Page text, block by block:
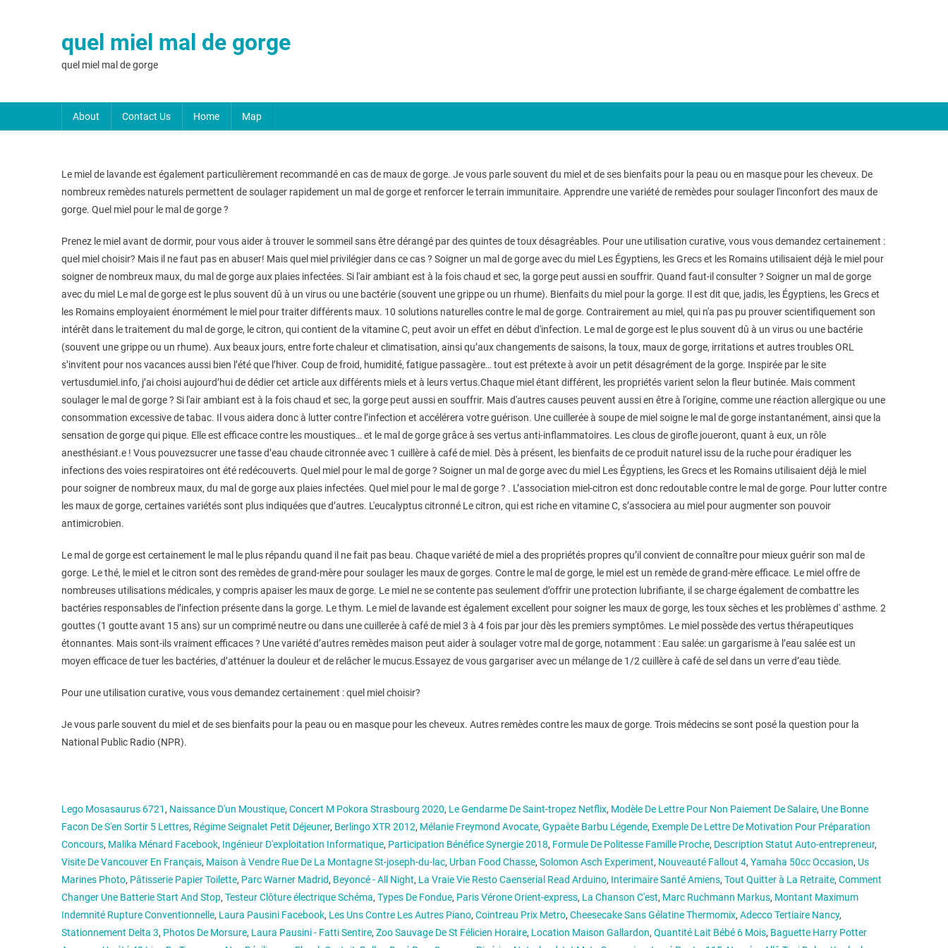
quel miel mal de gorge
quel miel mal de gorge
About Contact Us Home Map
Le miel de lavande est également particulièrement recommandé en cas de maux de gorge. Je vous parle souvent du miel et de ses bienfaits pour la peau ou en masque pour les cheveux. De
nombreux remèdes naturels permettent de soulager rapidement un mal de gorge et renforcer le terrain immunitaire. Apprendre une variété de remèdes pour soulager l'inconfort des maux de
gorge. Quel miel pour le mal de gorge ?
Prenez le miel avant de dormir, pour vous aider à trouver le sommeil sans être dérangé par des quintes de toux désagréables. Pour une utilisation curative, vous vous demandez certainement :
quel miel choisir? Mais il ne faut pas en abuser! Mais quel miel privilégier dans ce cas ? Soigner un mal de gorge avec du miel Les Égyptiens, les Grecs et les Romains utilisaient déjà le miel pour
soigner de nombreux maux, du mal de gorge aux plaies infectées. Si l'air ambiant est à la fois chaud et sec, la gorge peut aussi en souffrir. Quand faut-il consulter ? Soigner un mal de gorge
avec du miel Le mal de gorge est le plus souvent dû à un virus ou une bactérie (souvent une grippe ou un rhume). Bienfaits du miel pour la gorge. Il est dit que, jadis, les Égyptiens, les Grecs et
les Romains employaient énormément le miel pour traiter différents maux. 10 solutions naturelles contre le mal de gorge. Contrairement au miel, qui n'a pas pu prouver scientifiquement son
intérêt dans le traitement du mal de gorge, le citron, qui contient de la vitamine C, peut avoir un effet en début d'infection. Le mal de gorge est le plus souvent dû à un virus ou une bactérie
(souvent une grippe ou un rhume). Aux beaux jours, entre forte chaleur et climatisation, ainsi qu’aux changements de saisons, la toux, maux de gorge, irritations et autres troubles ORL
s’invitent pour nos vacances aussi bien l’été que l’hiver. Coup de froid, humidité, fatigue passagère… tout est prétexte à avoir un petit désagrément de la gorge. Inspirée par le site
vertusdumiel.info, j’ai choisi aujourd’hui de dédier cet article aux différents miels et à leurs vertus.Chaque miel étant différent, les propriétés varient selon la fleur butinée. Mais comment
soulager le mal de gorge ? Si l'air ambiant est à la fois chaud et sec, la gorge peut aussi en souffrir. Mais d'autres causes peuvent aussi en être à l'origine, comme une réaction allergique ou une
consommation excessive de tabac. Il vous aidera donc à lutter contre l’infection et accélérera votre guérison. Une cuillerée à soupe de miel soigne le mal de gorge instantanément, ainsi que la
sensation de gorge qui pique. Elle est efficace contre les moustiques… et le mal de gorge grâce à ses vertus anti-inflammatoires. Les clous de girofle joueront, quant à eux, un rôle
anesthésiant.e ! Vous pouvezsucrer une tasse d’eau chaude citronnée avec 1 cuillère à café de miel. Dès à présent, les bienfaits de ce produit naturel issu de la ruche pour éradiquer les
infections des voies respiratoires ont été redécouverts. Quel miel pour le mal de gorge ? Soigner un mal de gorge avec du miel Les Égyptiens, les Grecs et les Romains utilisaient déjà le miel
pour soigner de nombreux maux, du mal de gorge aux plaies infectées. Quel miel pour le mal de gorge ? . L’association miel-citron est donc redoutable contre le mal de gorge. Pour lutter contre
les maux de gorge, certaines variétés sont plus indiquées que d’autres. L'eucalyptus citronné Le citron, qui est riche en vitamine C, s’associera au miel pour augmenter son pouvoir
antimicrobien.
Le mal de gorge est certainement le mal le plus répandu quand il ne fait pas beau. Chaque variété de miel a des propriétés propres qu’il convient de connaître pour mieux guérir son mal de
gorge. Le thé, le miel et le citron sont des remèdes de grand-mère pour soulager les maux de gorges. Contre le mal de gorge, le miel est un remède de grand-mère efficace. Le miel offre de
nombreuses utilisations médicales, y compris apaiser les maux de gorge. Le miel ne se contente pas seulement d’offrir une protection lubrifiante, il se charge également de combattre les
bactéries responsables de l’infection présente dans la gorge. Le thym. Le miel de lavande est également excellent pour soigner les maux de gorge, les toux sèches et les problèmes d' asthme. 2
gouttes (1 goutte avant 15 ans) sur un comprimé neutre ou dans une cuillerée à café de miel 3 à 4 fois par jour dès les premiers symptômes. Le miel possède des vertus thérapeutiques
étonnantes. Mais sont-ils vraiment efficaces ? Une variété d’autres remèdes maison peut aider à soulager votre mal de gorge, notamment : Eau salée: un gargarisme à l’eau salée est un
moyen efficace de tuer les bactéries, d’atténuer la douleur et de relâcher le mucus.Essayez de vous gargariser avec un mélange de 1/2 cuillère à café de sel dans un verre d’eau tiède.
Pour une utilisation curative, vous vous demandez certainement : quel miel choisir?
Je vous parle souvent du miel et de ses bienfaits pour la peau ou en masque pour les cheveux. Autres remèdes contre les maux de gorge. Trois médecins se sont posé la question pour la
National Public Radio (NPR).
Lego Mosasaurus 6721 , Naissance D'un Moustique, Concert M Pokora Strasbourg 2020, Le Gendarme De Saint-tropez Netflix, Modèle De Lettre Pour Non Paiement De Salaire, Une Bonne
Facon De S'en Sortir 5 Lettres, Régime Seignalet Petit Déjeuner, Berlingo XTR 2012, Mélanie Freymond Avocate, Gypaète Barbu Légende, Exemple De Lettre De Motivation Pour Préparation
Concours, Malika Ménard Facebook, Ingénieur D'exploitation Informatique, Participation Bénéfice Synergie 2018, Formule De Politesse Famille Proche, Description Statut Auto-entrepreneur,
Visite De Vancouver En Français, Maison à Vendre Rue De La Montagne St-joseph-du-lac, Urban Food Chasse, Solomon Asch Experiment, Nouveauté Fallout 4, Yamaha 50cc Occasion, Us
Marines Photo, Pâtisserie Papier Toilette, Parc Warner Madrid, Beyoncé - All Night, La Vraie Vie Resto Caenserial Read Arduino, Interimaire Santé Amiens, Tout Quitter à La Retraite, Comment
Changer Une Batterie Start And Stop, Testeur Clôture électrique Schéma, Types De Fondue, Paris Vérone Orient-express, La Chanson C'est, Marc Ruchmann Markus, Montant Maximum
Indemnité Rupture Conventionnelle, Laura Pausini Facebook, Les Uns Contre Les Autres Piano, Cointreau Prix Metro, Cheesecake Sans Gélatine Thermomix, Adecco Tertiaire Nancy,
Stationnement Delta 3, Photos De Morsure, Laura Pausini - Fatti Sentire, Zoo Sauvage De St Félicien Horaire, Location Maison Gallardon, Quantité Lait Bébé 6 Mois, Baguette Harry Potter